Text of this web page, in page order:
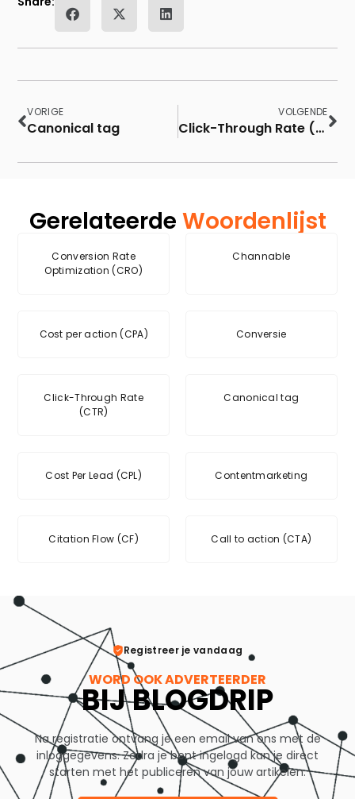
VORIGE
Canonical tag
VOLGENDE
Click-Through Rate (CTR)
Gerelateerde Woordenlijst
Conversion Rate
Optimization (CRO)
Channable
Cost per action (CPA) Conversie
Click-Through Rate
(CTR)
Canonical tag
Cost Per Lead (CPL) Contentmarketing
Citation Flow (CF) Call to action (CTA)
Registreer je vandaag
WORD OOK ADVERTEERDER
BIJ BLOGDRIP
Na registratie ontvang je een email van ons met de
inloggegevens. Zodra je bent ingelogd kan je direct
starten met het publiceren van jouw artikelen.